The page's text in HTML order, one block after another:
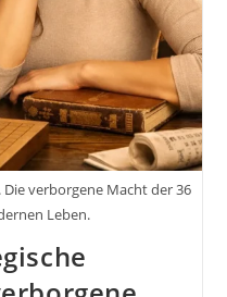
verborgene Macht der 36
Leben.